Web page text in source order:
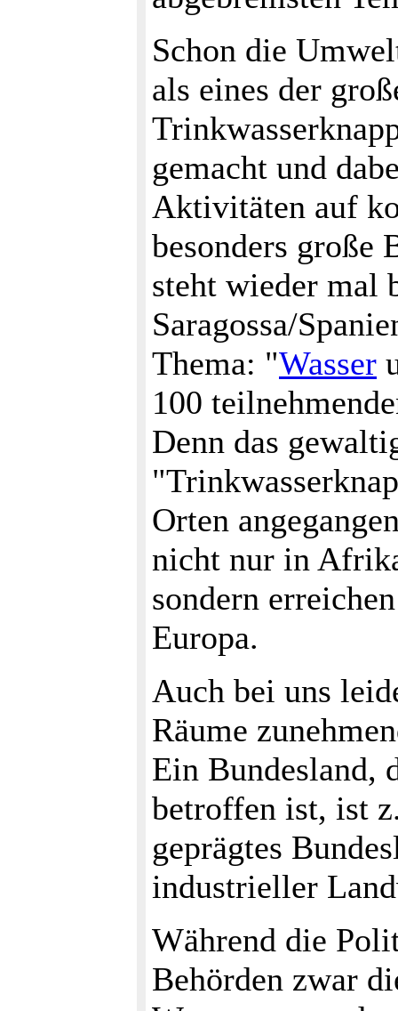
Schon die
als eines der
gemacht und
Aktivitäten auf
besonders große
steht wieder mal
Saragossa/
Thema: "Wasser
100
Denn das
Orten
nicht nur in
sondern
Europa.
Auch bei uns
Räume
Ein Bundesland,
betroffen ist, ist
geprägtes
industrieller
Während die
Behörden zwar